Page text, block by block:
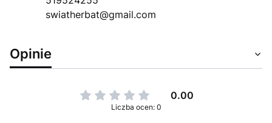
swiatherbat@gmail.com
Opinie
0.00
Liczba ocen: 0